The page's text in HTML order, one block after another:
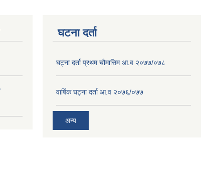
घटना दर्ता
घट्ना दर्ता प्रथम चौमासिम आ.व २०७७/०७८
वार्षिक घट्ना दर्ता आ.व २०७६/०७७
अन्य